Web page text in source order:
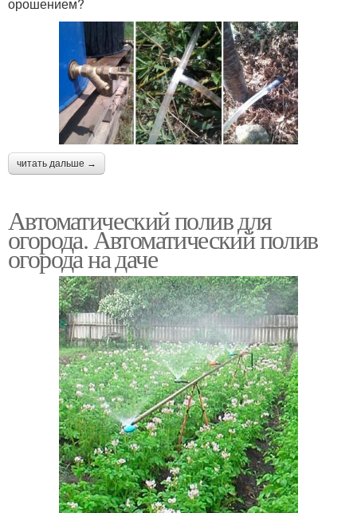
читать дальше →
Автоматический полив для
огорода. Автоматический полив
огорода на даче